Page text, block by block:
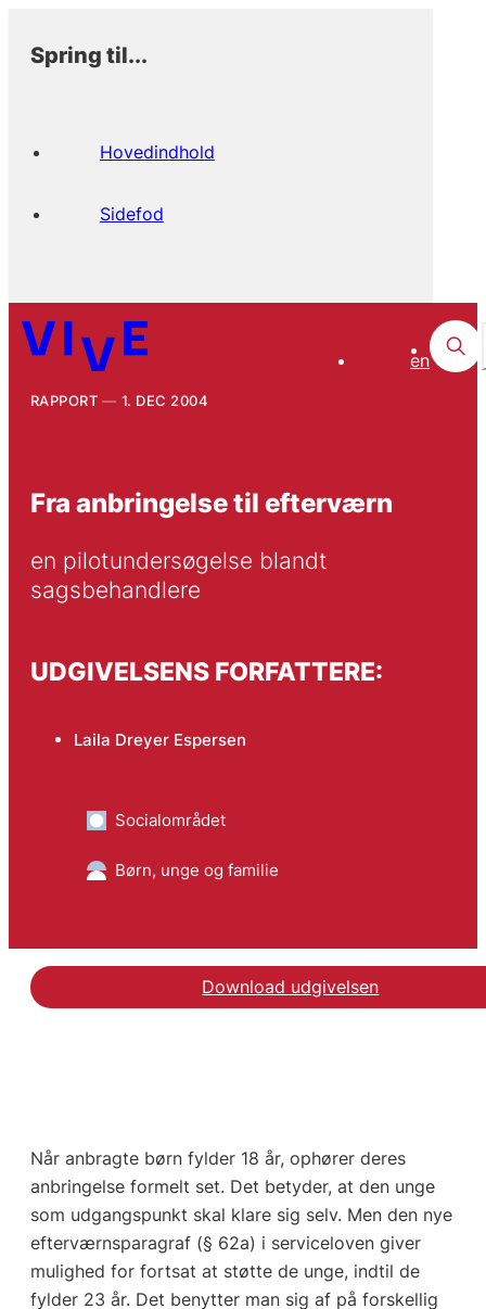
Spring til...
Hovedindhold
Sidefod
en
RAPPORT 1. DEC 2004
Fra anbringelse til efterværn
en pilotundersøgelse blandt
sagsbehandlere
UDGIVELSENS FORFATTERE:
Laila Dreyer Espersen
Socialområdet
Børn, unge og familie
Download udgivelsen
Når anbragte børn fylder 18 år, ophører deres
anbringelse formelt set. Det betyder, at den unge
som udgangspunkt skal klare sig selv. Men den nye
efterværnsparagraf (§ 62a) i serviceloven giver
mulighed for fortsat at støtte de unge, indtil de
fylder 23 år. Det benytter man sig af på forskellig